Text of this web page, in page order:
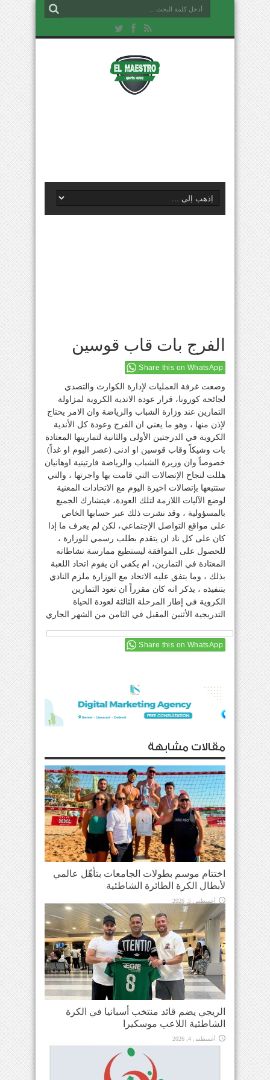
الفرج بات قاب قوسين
Share this on WhatsApp
وضعت غرفة العمليات لإدارة الكوارث والتصدي
لجائحة كورونا، قرار عودة الاندية الكروية لمزاولة
التمارين عند وزارة الشباب والرياضة وان الامر يحتاج
لإذن منها ، وهو ما يعني ان الفرج وعودة كل الأندية
الكروية في الدرجتين الأولى والثانية لتمارينها المعتادة
بات وشيكاً وقاب قوسين او ادنى (عصر اليوم او غداً)
خصوصاً وان وزيرة الشباب والرياضة فارتينية اوهانيان
هللت لنجاح الإتصالات التي قامت بها واجرتها ، والتي
ستتبعها بإتصالات اخيرة اليوم مع الاتحادات المعنية
لوضع الآليات اللازمة لتلك العودة، فيتشارك الجميع
بالمسؤولية ، وقد نشرت ذلك عبر حسابها الخاص
على مواقع التواصل الإجتماعي، لكن لم يعرف ما إذا
كان على كل ناد ان يتقدم بطلب رسمي للوزارة ،
للحصول على الموافقة ليستطيع ممارسة نشاطاته
المعتادة في التمارين، ام يكفي ان يقوم اتحاد اللعبة
بذلك ، وما يتفق عليه الاتحاد مع الوزارة ملزم النادي
بتنفيذه ، يذكر انه كان مقرراً ان تعود التمارين
الكروية في إطار المرحلة الثالثة لعودة الحياة
التدريجية الأثنين المقبل في الثامن من الشهر الجاري
Share this on WhatsApp
مقالات مشابهة
اختتام موسم بطولات الجامعات بتأهّل عالمي
لأبطال الكرة الطائرة الشاطئية
أغسطس 5, 2026
الريجي يضم قائد منتخب أسبانيا في الكرة
الشاطئية اللاعب موسكيرا
أغسطس 4, 2026